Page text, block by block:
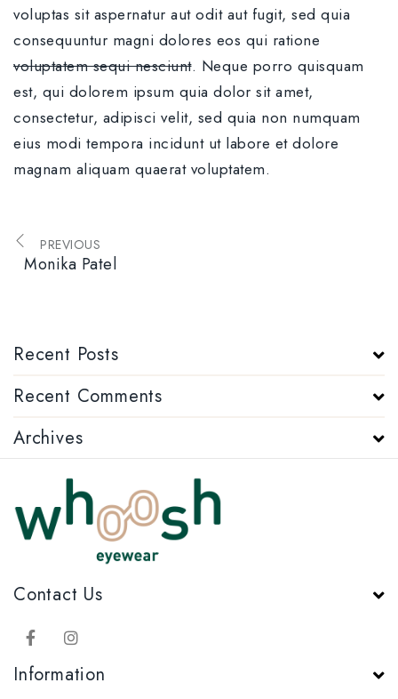
voluptas sit aspernatur aut odit aut fugit, sed quia
consequuntur magni dolores eos qui ratione
voluptatem sequi nesciunt. Neque porro quisquam
est, qui dolorem ipsum quia dolor sit amet,
consectetur, adipisci velit, sed quia non numquam
eius modi tempora incidunt ut labore et dolore
magnam aliquam quaerat voluptatem.
PREVIOUS
Monika Patel
Recent Posts
Recent Comments
Archives
Contact Us
Information